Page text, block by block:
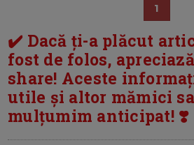
1
✔️ Dacă ți-a plăcut
fost de folos,
share! Aceste
utile și altor mămici
mulțumim anticipat! ❣️